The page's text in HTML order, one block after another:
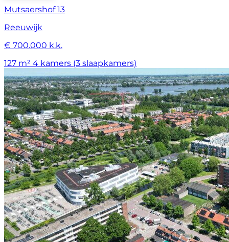
Mutsaershof 13
Reeuwijk
€ 700.000 k.k.
127 m² 4 kamers (3 slaapkamers)